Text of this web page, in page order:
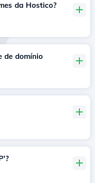
da Hostico?
de domínio